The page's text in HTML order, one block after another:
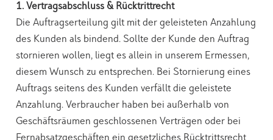
1. Vertragsabschluss & Rücktrittrecht
Die Auftragserteilung gilt mit der geleisteten Anzahlung
des Kunden als bindend. Sollte der Kunde den Auftrag
stornieren wollen, liegt es allein in unserem Ermessen,
diesem Wunsch zu entsprechen. Bei Stornierung eines
Auftrags seitens des Kunden verfällt die geleistete
Anzahlung. Verbraucher haben bei außerhalb von
Geschäftsräumen geschlossenen Verträgen oder bei